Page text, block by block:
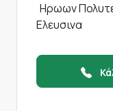
Ηρωων
Ελευσινα